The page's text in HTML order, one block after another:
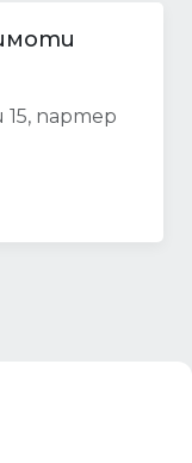
15, партер